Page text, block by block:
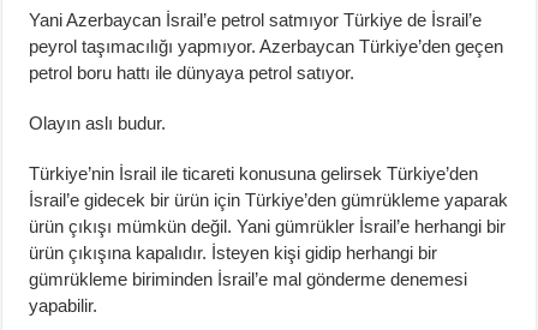
Yani Azerbaycan İsrail’e petrol satmıyor Türkiye de İsrail’e
peyrol taşımacılığı yapmıyor. Azerbaycan Türkiye’den geçen
petrol boru hattı ile dünyaya petrol satıyor.
Olayın aslı budur.
Türkiye’nin İsrail ile ticareti konusuna gelirsek Türkiye’den
İsrail’e gidecek bir ürün için Türkiye’den gümrükleme yaparak
ürün çıkışı mümkün değil. Yani gümrükler İsrail’e herhangi bir
ürün çıkışına kapalıdır. İsteyen kişi gidip herhangi bir
gümrükleme biriminden İsrail’e mal gönderme denemesi
yapabilir.